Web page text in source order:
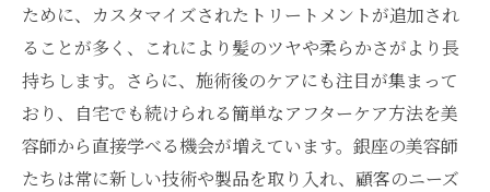
ために、カスタマイズされたトリートメントが追加され
ることが多く、これにより髪のツヤや柔らかさがより長
持ちします。さらに、施術後のケアにも注目が集まって
おり、自宅でも続けられる簡単なアフターケア方法を美
容師から直接学べる機会が増えています。銀座の美容師
たちは常に新しい技術や製品を取り入れ、顧客のニーズ